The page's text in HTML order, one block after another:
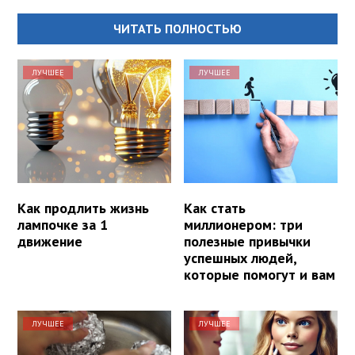
ЧИТАТЬ ПОЛНОСТЬЮ
ЛУЧШЕЕ
Как продлить жизнь
лампочке за 1
движение
ЛУЧШЕЕ
Как стать
миллионером: три
полезные привычки
успешных людей,
которые помогут и вам
ЛУЧШЕЕ ЛУЧШЕЕ